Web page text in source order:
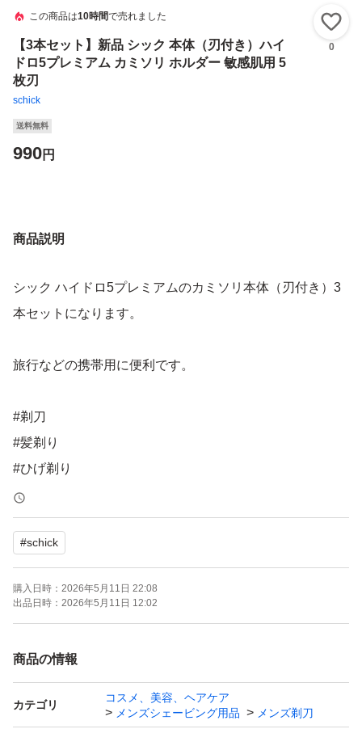
この商品は10時間で売れました
【3本セット】新品 シック 本体（刃付き）ハイ
ドロ5プレミアム カミソリ ホルダー 敏感肌用 5
枚刃
schick
0
送料無料
990円
商品説明
シック ハイドロ5プレミアムのカミソリ本体（刃付き）3
本セットになります。
旅行などの携帯用に便利です。
#剃刀
#髪剃り
#ひげ剃り
#ひげそり
#Schick
#メンズ
#男性
#顔そり
#顔剃り
#sick
#フュージョン
#schick
購入日時： 2026年5月11日 22:08
出品日時： 2026年5月11日 12:02
商品の情報
カテゴリ
コスメ、美容、ヘアケア
メンズシェービング用品
メンズ剃刀